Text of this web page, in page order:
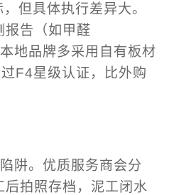
但具体执行差异大。
报告（如甲醛
地品牌多采用自有板材
F4星级认证，比外购
阱。优质服务商会分
后拍照存档，泥工闭水